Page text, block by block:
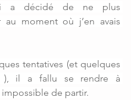
a décidé de ne plus
au moment où j’en avais
tentatives (et quelques
il a fallu se rendre à
impossible de partir.